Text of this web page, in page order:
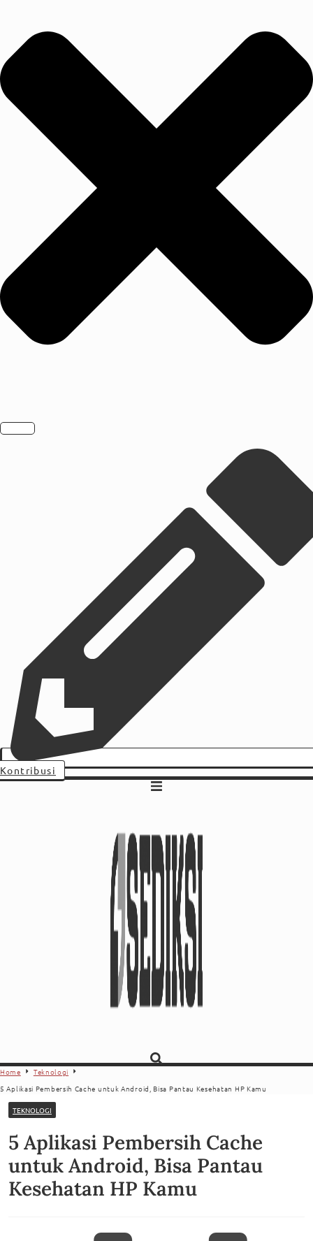
Kontribusi
Home
Teknologi
5 Aplikasi Pembersih Cache untuk Android, Bisa Pantau Kesehatan HP Kamu
TEKNOLOGI
5 Aplikasi Pembersih Cache
untuk Android, Bisa Pantau
Kesehatan HP Kamu